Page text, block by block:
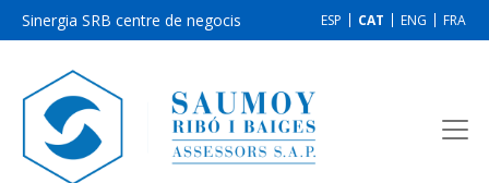
Sinergia SRB centre de negocis ESP CAT ENG FRA